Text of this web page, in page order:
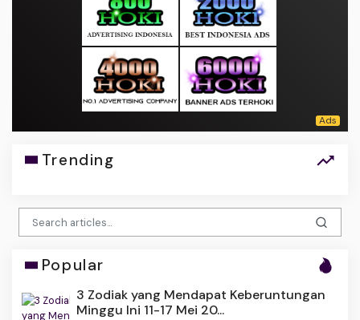
Trending
Popular
3 Zodiak yang Mendapat Keberuntungan
Minggu Ini 11-17 Mei 20...